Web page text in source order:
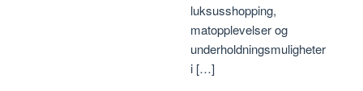
luksusshopping,
matopplevelser og
underholdningsmuligheter
i […]